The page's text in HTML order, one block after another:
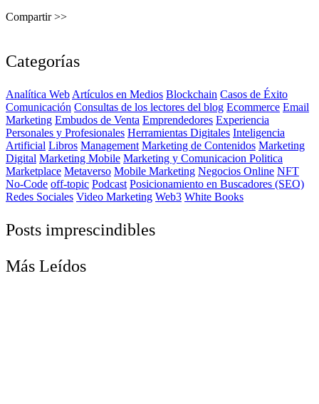
Compartir >>
Categorías
Analítica Web Artículos en Medios Blockchain Casos de Éxito
Comunicación Consultas de los lectores del blog Ecommerce Email
Marketing Embudos de Venta Emprendedores Experiencia
Personales y Profesionales Herramientas Digitales Inteligencia
Artificial Libros Management Marketing de Contenidos Marketing
Digital Marketing Mobile Marketing y Comunicacion Politica
Marketplace Metaverso Mobile Marketing Negocios Online NFT
No-Code off-topic Podcast Posicionamiento en Buscadores (SEO)
Redes Sociales Video Marketing Web3 White Books
Posts imprescindibles
Más Leídos